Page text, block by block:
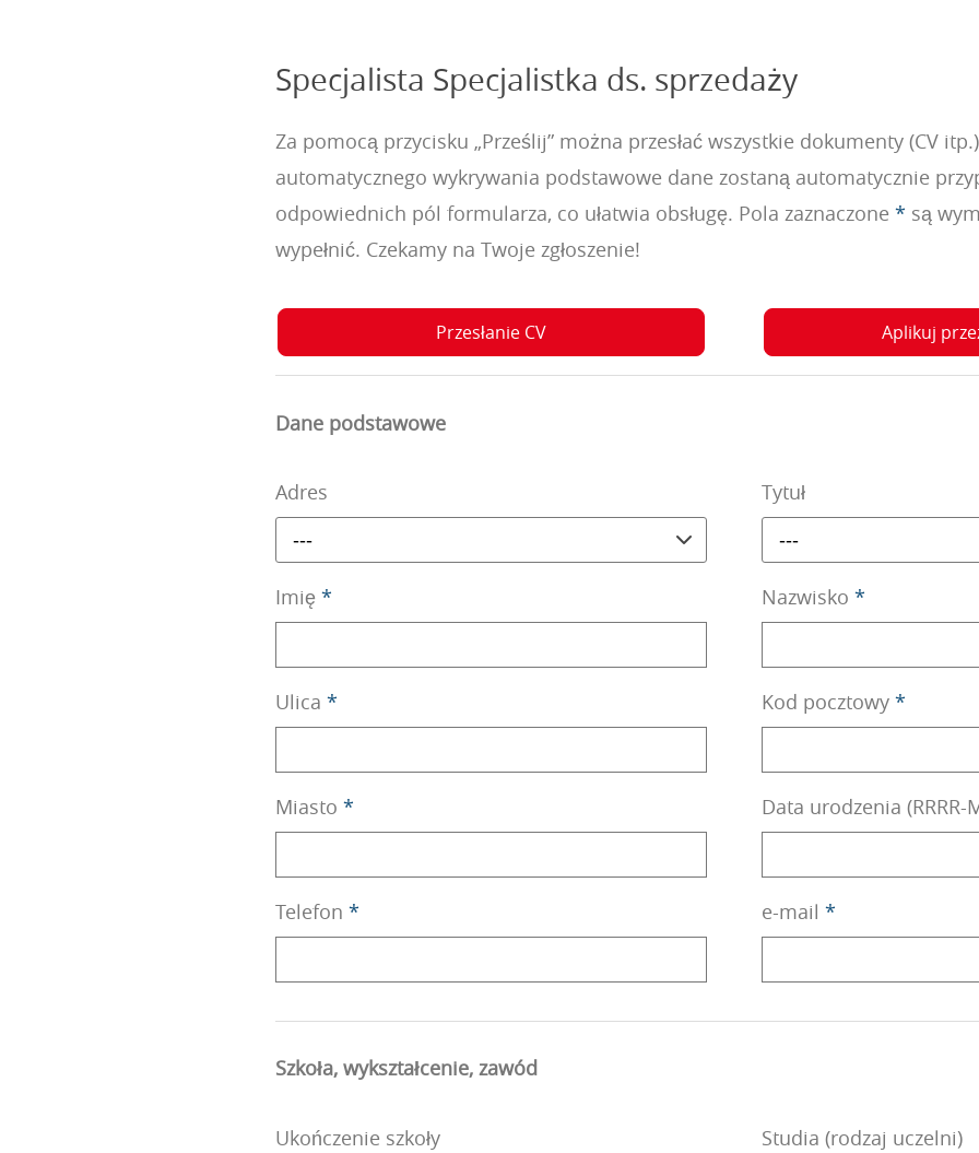
Specjalista Specjalistka ds. sprzedaży
Za pomocą przycisku „Prześlij” można przesłać wszystkie dokumenty (CV
automatycznego wykrywania podstawowe dane zostaną automatycznie
odpowiednich pól formularza, co ułatwia obsługę. Pola zaznaczone * są
wypełnić. Czekamy na Twoje zgłoszenie!
Przesłanie CV Aplikuj
Dane podstawowe
Adres
---
Tytuł
---
Imię * Nazwisko*
Ulica * Kod pocztowy*
Miasto * Data urodzenia (RRRR-
Telefon * e-mail*
Szkoła, wykształcenie, zawód
Ukończenie szkoły Studia (rodzaj uczelni)